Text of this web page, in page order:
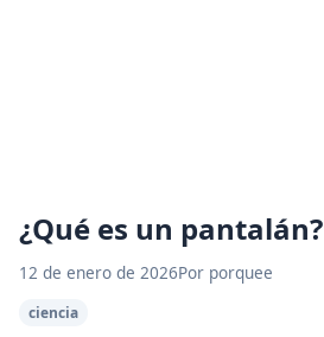
¿Qué es un pantalán?
12 de enero de 2026Por porquee
ciencia